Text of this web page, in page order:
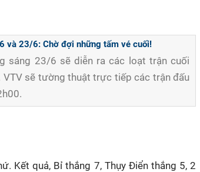
và 23/6: Chờ đợi những tấm vé cuối!
sáng 23/6 sẽ diễn ra các loạt trận cuối
VTV sẽ tường thuật trực tiếp các trận đấu
Kết quả, Bỉ thắng 7, Thụy Điển thắng 5, 2